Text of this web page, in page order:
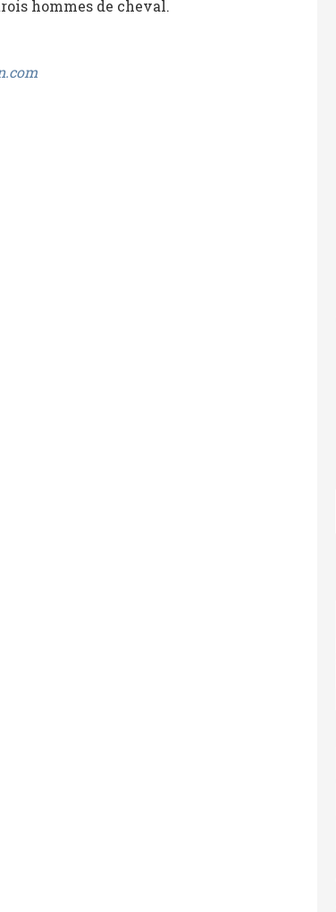
hommes de cheval.